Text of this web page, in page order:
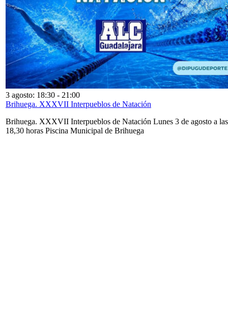
3 agosto: 18:30 - 21:00
Brihuega. XXXVII Interpueblos de Natación
Brihuega. XXXVII Interpueblos de Natación Lunes 3 de agosto a las
18,30 horas Piscina Municipal de Brihuega